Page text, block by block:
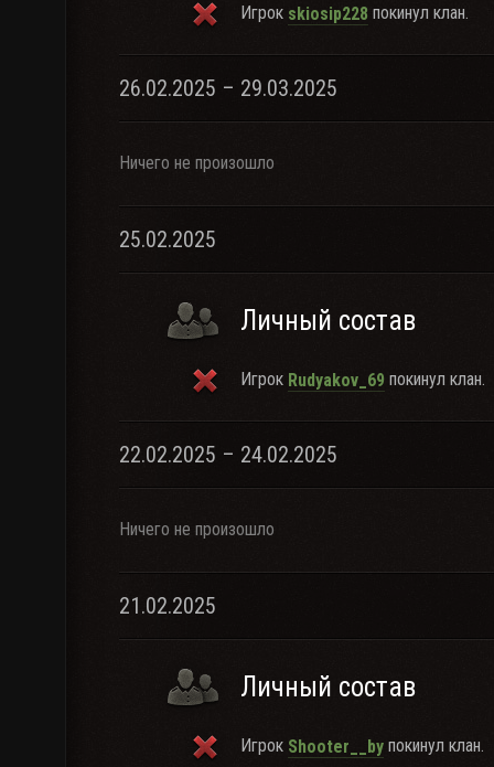
Игрок skiosip228 покинул клан.
26.02.2025 – 29.03.2025
Ничего не произошло
25.02.2025
Личный состав
Игрок Rudyakov_69 покинул клан.
22.02.2025 – 24.02.2025
Ничего не произошло
21.02.2025
Личный состав
Игрок Shooter__by покинул клан.